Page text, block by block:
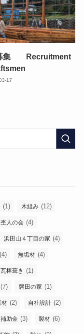
集 Recruitment
17
(1) 木組み (12)
杢人の会 (4)
浜田山４丁目の家 (4)
(4) 無垢材 (4)
瓦棒葺き (1)
(7) 磐田の家 (1)
材 (2) 自社設計 (2)
補助金 (3) 製材 (6)